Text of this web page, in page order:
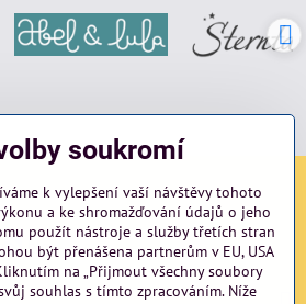
blog
soukromí
k vylepšení vaší návštěvy tohoto
a ke shromažďování údajů o jeho
použít nástroje a služby třetích stran
být přenášena partnerům v EU, USA
na „Přijmout všechny soubory
souhlas s tímto zpracováním. Níže